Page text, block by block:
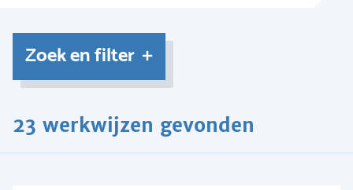
Zoek en filter
23 werkwijzen gevonden